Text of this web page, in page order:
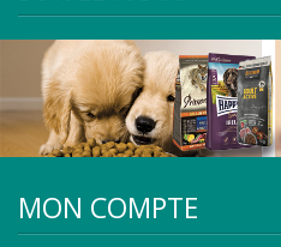
MON COMPTE